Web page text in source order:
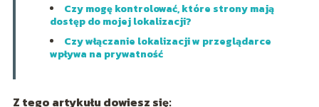
Czy mogę kontrolować, które strony mają
dostęp do mojej lokalizacji?
Czy włączanie lokalizacji w przeglądarce
wpływa na prywatność
Z tego artykułu dowiesz się: